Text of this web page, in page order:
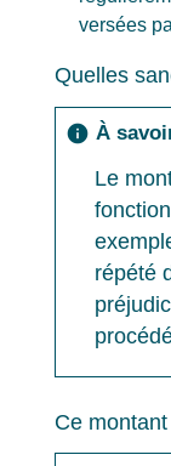
versées
Quelles
info À
Le
répété
Ce